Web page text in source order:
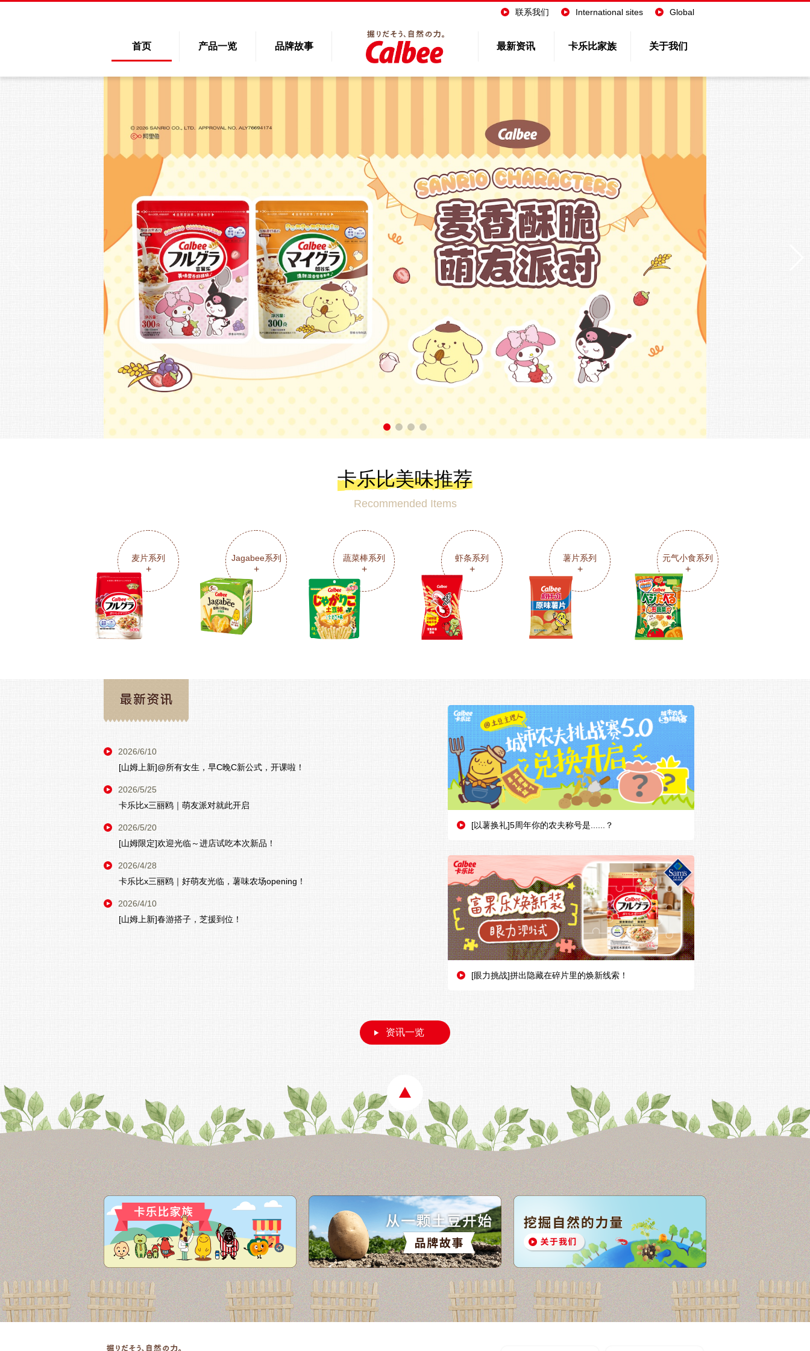
联系我们 International sites Global
首页 产品一览 品牌故事 最新资讯 卡乐比家族 关于我们
卡乐比美味推荐
Recommended Items
麦片系列
+
Jagabee系列
+
蔬菜棒系列
+
虾条系列
+
薯片系列
+
元气小食系列
+
2026/6/10
[山姆上新]@所有女生，早C晚C新公式，开课啦！
2026/5/25
卡乐比x三丽鸥｜萌友派对就此开启
2026/5/20
[山姆限定]欢迎光临～进店试吃本次新品！
2026/4/28
卡乐比x三丽鸥｜好萌友光临，薯味农场opening！
2026/4/10
[山姆上新]春游搭子，芝援到位！
[以薯换礼]5周年你的农夫称号是......？
[眼力挑战]拼出隐藏在碎片里的焕新线索！
资讯一览